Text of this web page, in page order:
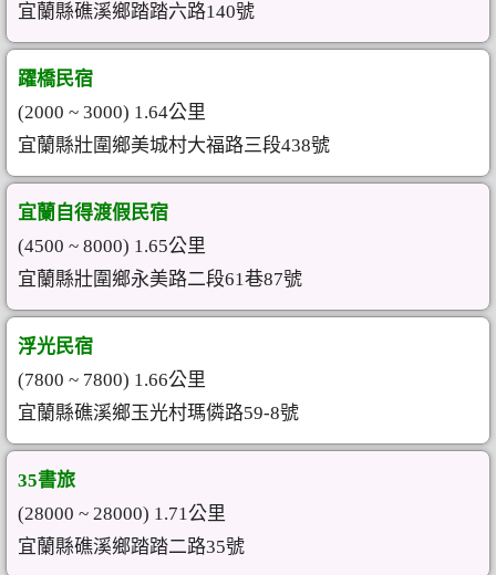
宜蘭縣礁溪鄉踏踏六路140號
躍橋民宿
(2000 ~ 3000) 1.64公里
宜蘭縣壯圍鄉美城村大福路三段438號
宜蘭自得渡假民宿
(4500 ~ 8000) 1.65公里
宜蘭縣壯圍鄉永美路二段61巷87號
浮光民宿
(7800 ~ 7800) 1.66公里
宜蘭縣礁溪鄉玉光村瑪僯路59-8號
35書旅
(28000 ~ 28000) 1.71公里
宜蘭縣礁溪鄉踏踏二路35號